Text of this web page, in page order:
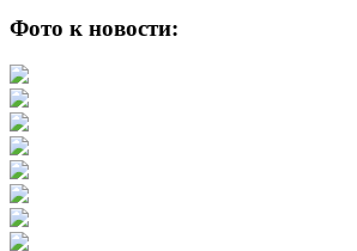
Фото к новости: